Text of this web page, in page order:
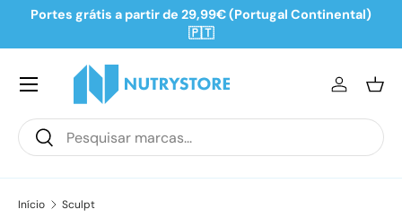
Portes grátis a partir de 29,99€ (Portugal Continental)
🇵🇹
Pesquisar
Pesquisar
Iniciar
Início Sculpt